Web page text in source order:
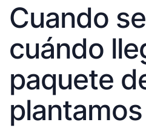
Cuando
cuándo
paquete